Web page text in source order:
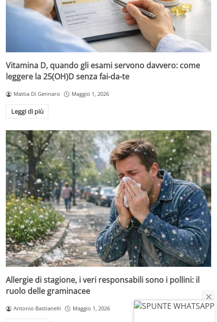
Vitamina D, quando gli esami servono davvero: come
leggere la 25(OH)D senza fai-da-te
Mattia Di Gennaro Maggio 1, 2026
Leggi di più
Allergie di stagione, i veri responsabili sono i pollini: il
ruolo delle graminacee
Antonio Bastianelli Maggio 1, 2026